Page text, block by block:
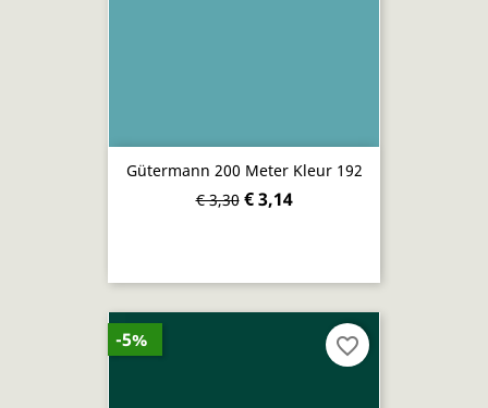
Gütermann 200 Meter Kleur 192
€ 3,30 € 3,14
-5% favorite_border